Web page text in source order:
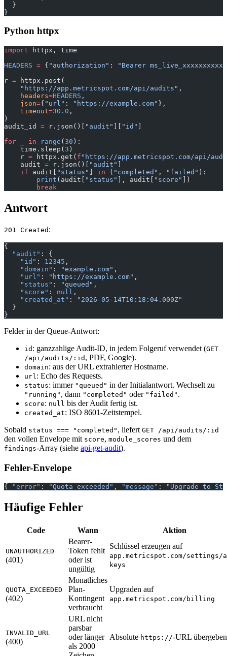
  }
}
Python httpx
import httpx, time
HEADERS = { "authorization" :
"Bearer
r = httpx.post(
    "https://app.metricspot.com/api/audits"
,
    headers
=HEADERS ,
    json
={ "url" : "https://example.com" },
    timeout
=30.0 ,
)
audit_id = r.json()[ "audit" "id"
for
in range ( 30 ):
    time.sleep(
3 )
    r
= httpx.get( f "https://app.metricspot.com/api/
    audit
= r.json()[ "audit"
    if
audit[ "status" in ( "completed" , "failed" ):
        print
(audit[ "status" ], audit[ "score"
])
        break
Antwort
201 Created :
{
  "audit"
: {
    "id"
: 12345 ,
    "domain"
: "example.com" ,
    "url"
: "https://example.com" ,
    "status"
: "queued" ,
    "score"
: null ,
    "created_at"
:
"2026-05-14T10:18:04.000Z"
  }
}
Felder in der Queue-Antwort:
id : ganzzahlige Audit-ID, in jedem Folgeruf verwendet (GET
/api/audits/:id , PDF, Google).
domain: aus der URL extrahierter Hostname.
url : Echo des Requests.
status: immer "queued" in der Initialantwort. Wechselt zu
"running" , dann "completed" oder "failed" .
score: null bis der Audit fertig ist.
created_at: ISO 8601-Zeitstempel.
Sobald status === "completed" , liefert GET /api/audits/:id
den vollen Envelope mit score, module_scores und dem
findings-Array (siehe api-get-audit).
Fehler-Envelope
{ "error" : "Quota exceeded" , "message" : "Upgrade to
Häufige Fehler
Code Wann Aktion
UNAUTHORIZED
(401)
Bearer-
Token fehlt
oder ist
ungültig
Schlüssel erzeugen auf
app.metricspot.com/settings/
keys
QUOTA_EXCEEDED
(402)
Monatliches
Plan-
Kontingent
verbraucht
Upgraden auf
app.metricspot.com/billing
INVALID_URL
(400)
URL nicht
parsbar
oder länger
als 2000
Absolute https://-URL übergeben